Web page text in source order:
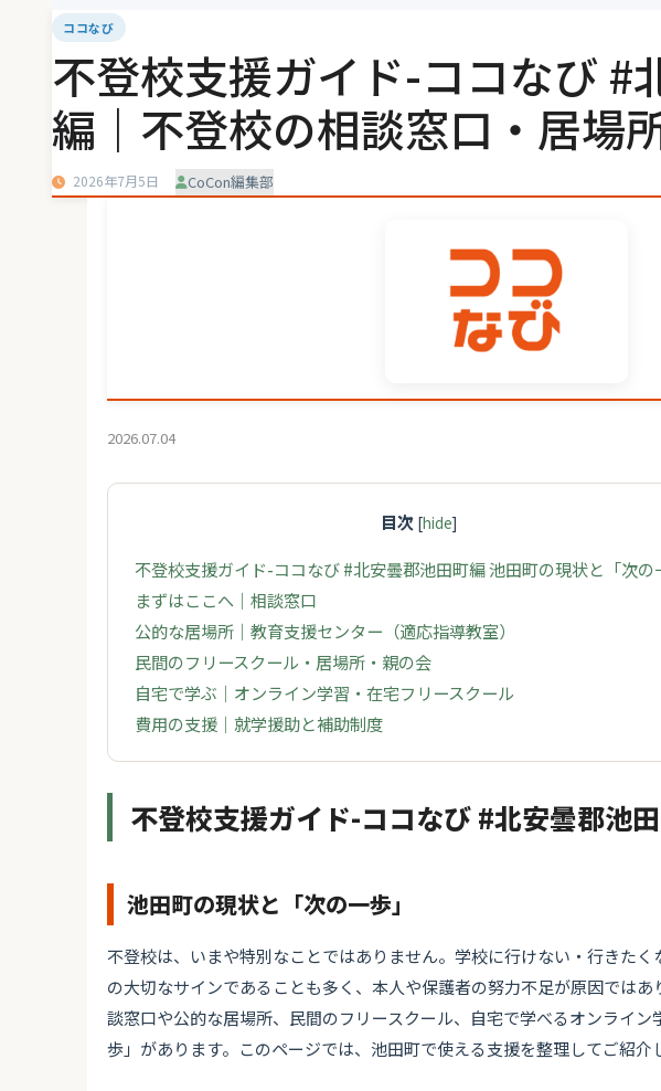
ココなび
不登校支援ガイド-ココなび #
編｜不登校の相談窓口・居場
2026年7月5日 CoCon編集部
2026.07.04
目次 [hide]
不登校支援ガイド-ココなび #北安曇郡池田町編 池田町の現状と「次の
まずはここへ｜相談窓口
公的な居場所｜教育支援センター（適応指導教室）
民間のフリースクール・居場所・親の会
自宅で学ぶ｜オンライン学習・在宅フリースクール
費用の支援｜就学援助と補助制度
不登校支援ガイド-ココなび #北安曇郡池
池田町の現状と「次の一歩」
不登校は、いまや特別なことではありません。学校に行けない・行きた
の大切なサインであることも多く、本人や保護者の努力不足が原因では
談窓口や公的な居場所、民間のフリースクール、自宅で学べるオンライン
歩」があります。このページでは、池田町で使える支援を整理してご紹介